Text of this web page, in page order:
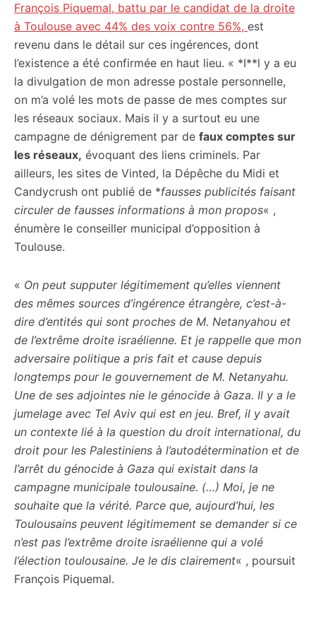
François Piquemal, battu par le candidat de la droite
à Toulouse avec 44% des voix contre 56%, est
revenu dans le détail sur ces ingérences, dont
l’existence a été confirmée en haut lieu. « *I**l y a eu
la divulgation de mon adresse postale personnelle,
on m’a volé les mots de passe de mes comptes sur
les réseaux sociaux. Mais il y a surtout eu une
campagne de dénigrement par de faux comptes sur
les réseaux, évoquant des liens criminels. Par
ailleurs, les sites de Vinted, la Dépêche du Midi et
Candycrush ont publié de *fausses publicités faisant
circuler de fausses informations à mon propos« ,
énumère le conseiller municipal d’opposition à
Toulouse.
« On peut supputer légitimement qu’elles viennent
des mêmes sources d’ingérence étrangère, c’est-à-
dire d’entités qui sont proches de M. Netanyahou et
de l’extrême droite israélienne. Et je rappelle que mon
adversaire politique a pris fait et cause depuis
longtemps pour le gouvernement de M. Netanyahu.
Une de ses adjointes nie le génocide à Gaza. Il y a le
jumelage avec Tel Aviv qui est en jeu. Bref, il y avait
un contexte lié à la question du droit international, du
droit pour les Palestiniens à l’autodétermination et de
l’arrêt du génocide à Gaza qui existait dans la
campagne municipale toulousaine. (…) Moi, je ne
souhaite que la vérité. Parce que, aujourd’hui, les
Toulousains peuvent légitimement se demander si ce
n’est pas l’extrême droite israélienne qui a volé
l’élection toulousaine. Je le dis clairement« , poursuit
François Piquemal.